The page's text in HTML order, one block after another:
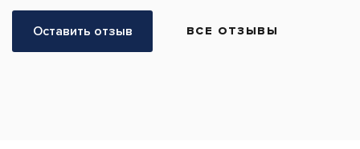
Оставить отзыв ВСЕ ОТЗЫВЫ